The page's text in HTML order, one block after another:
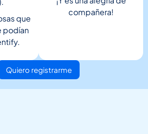
que
podían
compañera!
Quiero registrarme